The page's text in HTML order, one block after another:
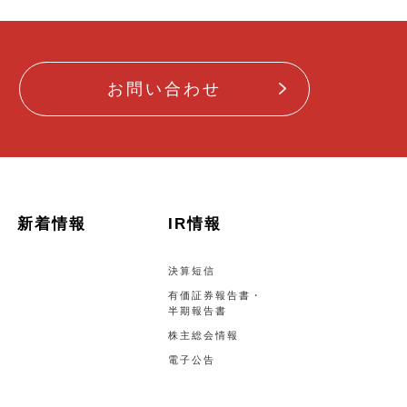
お問い合わせ
新着情報 IR情報
決算短信
有価証券報告書・
半期報告書
株主総会情報
電子公告